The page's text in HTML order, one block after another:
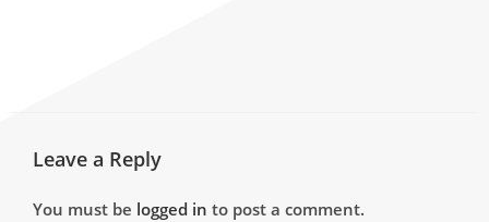
Leave a Reply
You must be logged in to post a comment.